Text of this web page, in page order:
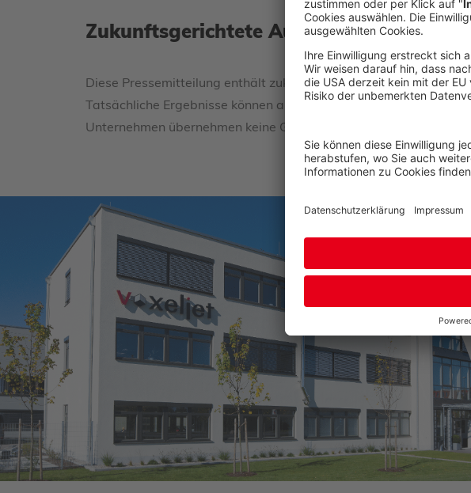
Zukunftsgerichtete Aussagen
Diese Pressemitteilung enthält zukunftsgerichtete Aussagen zu
Tatsächliche Ergebnisse können aufgrund von Risiken,
Unternehmen übernehmen keine Garantie für die zukünftige